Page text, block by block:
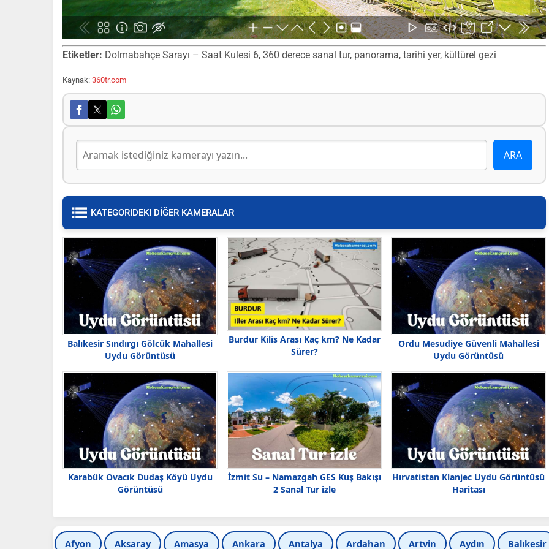
Etiketler: Dolmabahçe Sarayı – Saat Kulesi 6, 360 derece sanal tur, panorama, tarihi yer, kültürel gezi
Kaynak: 360tr.com
KATEGORIDEKI DİĞER KAMERALAR
Balıkesir Sındırgı Gölcük Mahallesi
Uydu Görüntüsü
Burdur Kilis Arası Kaç km? Ne Kadar
Sürer?
Ordu Mesudiye Güvenli Mahallesi
Uydu Görüntüsü
Karabük Ovacık Dudaş Köyü Uydu
Görüntüsü
İzmit Su – Namazgah GES Kuş Bakışı
2 Sanal Tur izle
Hırvatistan Klanjec Uydu Görüntüsü
Haritası
Afyon Aksaray Amasya Ankara Antalya Ardahan Artvin Aydın Balıkesir